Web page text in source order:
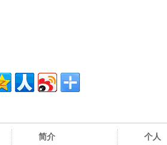
简介 个人